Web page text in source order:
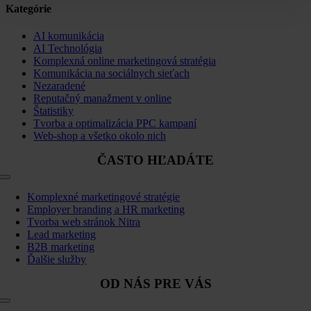
Kategórie
AI komunikácia
AI Technológia
Komplexná online marketingová stratégia
Komunikácia na sociálnych sieťach
Nezaradené
Reputačný manažment v online
Štatistiky
Tvorba a optimalizácia PPC kampaní
Web-shop a všetko okolo nich
ČASTO HĽADÁTE
Toggle
NavigationKomplexné marketingové stratégie
Employer branding a HR marketing
Tvorba web stránok Nitra
Lead marketing
B2B marketing
Ďalšie služby
OD NÁS PRE VÁS
Toggle